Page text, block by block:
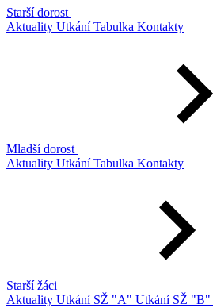
Starší dorost
Aktuality UtkáníTabulka Kontakty
Mladší dorost
Aktuality UtkáníTabulka Kontakty
Starší žáci
Aktuality Utkání SŽ "A" Utkání SŽ "B"